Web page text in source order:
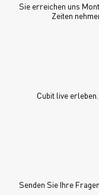
Sie erreichen uns
Zeiten
Cubit live
Senden Sie Ihre